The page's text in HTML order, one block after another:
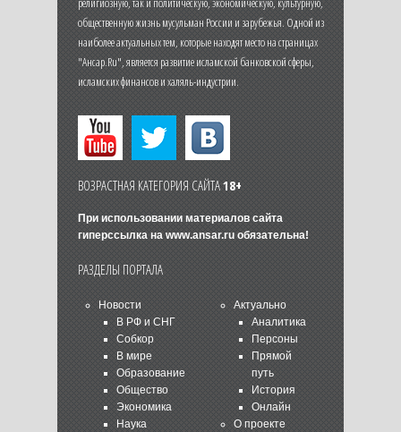
общественную жизнь мусульман России и зарубежья. Одной из
наиболее актуальных тем, которые находят место на страницах
"Ансар.Ru", является развитие исламской банковской сферы,
исламских финансов и халяль-индустрии.
ВОЗРАСТНАЯ КАТЕГОРИЯ САЙТА18+
При использовании материалов сайта
гиперссылка на www.ansar.ruобязательна!
РАЗДЕЛЫ ПОРТАЛА
Новости
В РФ и СНГ
Собкор
В мире
Образование
Общество
Экономика
Наука
Актуально
Аналитика
Персоны
Прямой
путь
История
Онлайн
О проекте